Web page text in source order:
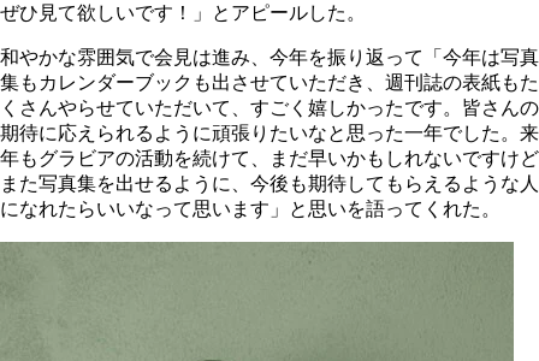
ぜひ見て欲しいです！」とアピールした。
和やかな雰囲気で会見は進み、今年を振り返って「今年は写真
集もカレンダーブックも出させていただき、週刊誌の表紙もた
くさんやらせていただいて、すごく嬉しかったです。皆さんの
期待に応えられるように頑張りたいなと思った一年でした。来
年もグラビアの活動を続けて、まだ早いかもしれないですけど
また写真集を出せるように、今後も期待してもらえるような人
になれたらいいなって思います」と思いを語ってくれた。